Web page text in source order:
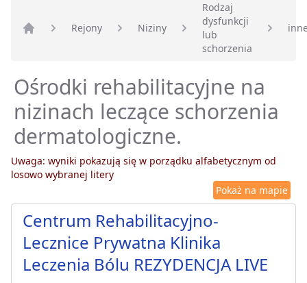
Rejony Niziny
Rodzaj
dysfunkcji
lub
schorzenia
Ośrodki rehabilitacyjne na
nizinach leczące schorzenia
dermatologiczne.
Uwaga: wyniki pokazują się w porządku alfabetycznym od
losowo wybranej litery
Pokaż na mapie
Centrum Rehabilitacyjno-
Lecznice Prywatna Klinika
Leczenia Bólu REZYDENCJA LIVE